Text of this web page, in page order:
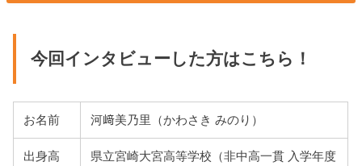
今回インタビューした方はこちら！
お名前 河﨑美乃里（かわさき みのり）
出身高
県立宮崎大宮高等学校（非中高一貫 入学年度